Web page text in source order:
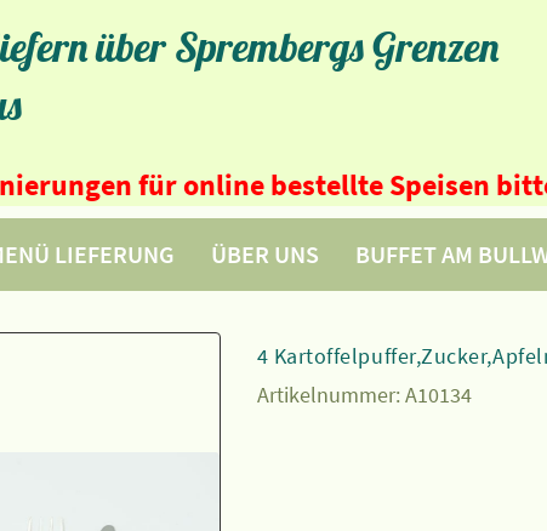
über Sprembergs Grenzen
für online bestellte Speisen
LIEFERUNG ÜBER UNS BUFFET AM
4
Artikelnummer: A10134